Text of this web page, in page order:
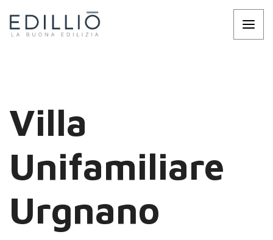
Villa
Unifamiliare
Urgnano